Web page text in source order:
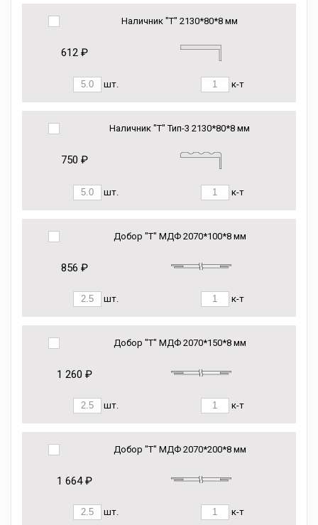
Наличник "Т" 2130*80*8 мм
612 ₽
шт. к-т
Наличник "Т" Тип-3 2130*80*8 мм
750 ₽
шт. к-т
Добор "Т" МДФ 2070*100*8 мм
856 ₽
шт. к-т
Добор "Т" МДФ 2070*150*8 мм
1 260 ₽
шт. к-т
Добор "Т" МДФ 2070*200*8 мм
1 664 ₽
шт. к-т